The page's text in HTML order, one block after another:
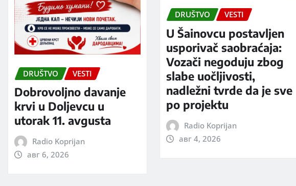
DRUŠTVO VESTI
Dobrovoljno davanje
krvi u Doljevcu u
utorak 11. avgusta
Radio Koprijan
авг 6, 2026
DRUŠTVO VESTI
U Šainovcu postavljen
usporivač saobraćaja:
Vozači negoduju zbog
slabe uočljivosti,
nadležni tvrde da je sve
po projektu
Radio Koprijan
авг 4, 2026